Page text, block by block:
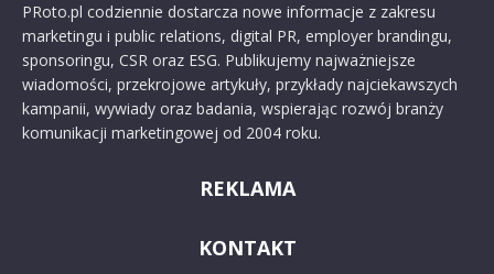
PRoto.pl codziennie dostarcza nowe informacje z zakresu
marketingu i public relations, digital PR, employer brandingu,
sponsoringu, CSR oraz ESG. Publikujemy najważniejsze
wiadomości, przekrojowe artykuły, przykłady najciekawszych
kampanii, wywiady oraz badania, wspierając rozwój branży
komunikacji marketingowej od 2004 roku.
REKLAMA
KONTAKT